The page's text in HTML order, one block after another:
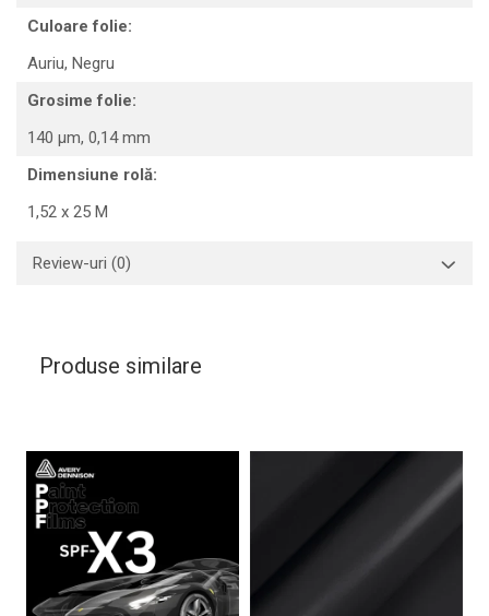
Culoare folie:
Auriu, Negru
Grosime folie:
140 µm, 0,14 mm
Dimensiune rolă:
1,52 x 25 M
Review-uri (0)
Produse similare